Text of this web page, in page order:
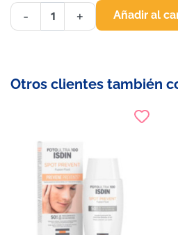
- + Añadir al
Otros clientes también